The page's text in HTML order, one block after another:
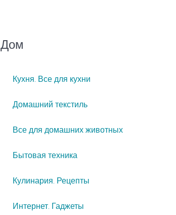
Дом
Кухня. Все для кухни
Домашний текстиль
Все для домашних животных
Бытовая техника
Кулинария. Рецепты
Интернет. Гаджеты